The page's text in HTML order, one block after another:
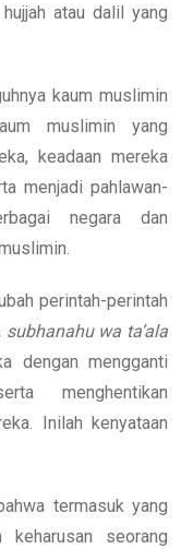
atau dalil yang
kaum muslimin
muslimin yang
keadaan mereka
menjadi pahlawan-
negara dan
perintah-perintah
subhanahu wa ta’ala
dengan mengganti
menghentikan
Inilah kenyataan
termasuk yang
seorang